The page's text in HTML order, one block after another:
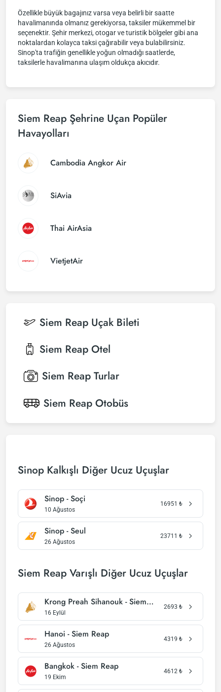
Özellikle büyük bagajınız varsa veya belirli bir saatte
havalimanında olmanız gerekiyorsa, taksiler mükemmel bir
seçenektir. Şehir merkezi, otogar ve turistik bölgeler gibi ana
noktalardan kolayca taksi çağırabilir veya bulabilirsiniz.
Sinop'ta trafiğin genellikle yoğun olmadığı saatlerde,
taksilerle havalimanına ulaşım oldukça akıcıdır.
Siem Reap Şehrine Uçan Popüler
Havayolları
Cambodia Angkor Air
SiAvia
Thai AirAsia
VietjetAir
Siem Reap Uçak Bileti
Siem Reap Otel
Siem Reap Turlar
Siem Reap Otobüs
Sinop Kalkışlı Diğer Ucuz Uçuşlar
Sinop - Soçi
10 Ağustos
16951 ₺
Sinop - Seul
26 Ağustos
23711 ₺
Siem Reap Varışlı Diğer Ucuz Uçuşlar
Krong Preah Sihanouk - Siem Reap
16 Eylül
2693 ₺
Hanoi - Siem Reap
26 Ağustos
4319 ₺
Bangkok - Siem Reap
19 Ekim
4612 ₺